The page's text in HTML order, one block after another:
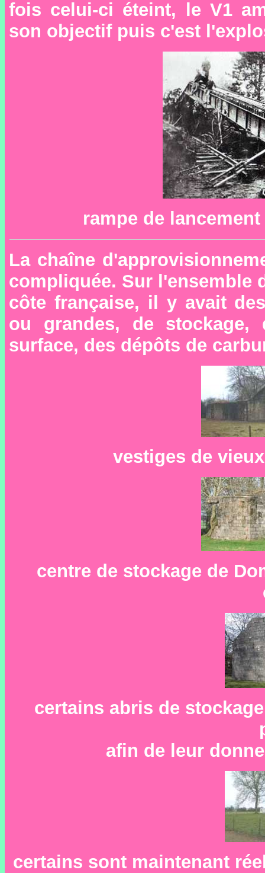
fois celui-ci éteint, le V1
son objectif puis c'est
rampe de
La chaîne
compliquée. Sur l'ensemble
côte française, il y avait
ou grandes, de stockage,
surface, des dépôts de
vestiges de
centre de stockage de
certains abris de
afin de leur
certains sont maintenant